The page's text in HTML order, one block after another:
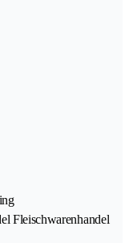
Fleischwarenhandel